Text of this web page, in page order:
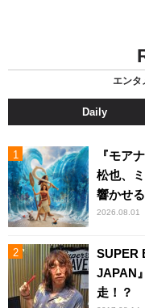
エンタ
Daily
『モア
松也、
響かせる
2026.08.01
SUPER
JAPAN
走！？